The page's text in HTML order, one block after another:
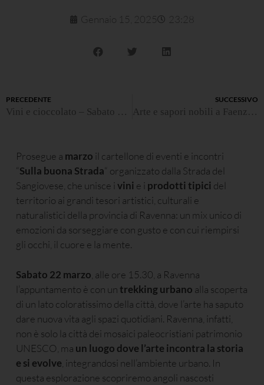
Gennaio 15, 2025 23:28
PRECEDENTE
Vini e cioccolato – Sabato 15 febbraio
SUCCESSIVO
Arte e sapori nobili a Faenza – Sabato 5 aprile
Prosegue a marzo il cartellone di eventi e incontri
“ Sulla buona Strada“ organizzato dalla Strada del
Sangiovese, che unisce ivini e i prodotti tipici del
territorio ai grandi tesori artistici, culturali e
naturalistici della provincia di Ravenna: un mix unico di
emozioni da sorseggiare con gusto e con cui riempirsi
gli occhi, il cuore e la mente.
Sabato 22 marzo , alle ore 15.30, a Ravenna
l’appuntamento è con un trekking urbano alla scoperta
di un lato coloratissimo della città, dove l’arte ha saputo
dare nuova vita agli spazi quotidiani. Ravenna, infatti,
non è solo la città dei mosaici paleocristiani patrimonio
UNESCO, ma un luogo dove l’arte incontra la storia
e si evolve , integrandosi nell’ambiente urbano. In
questa esplorazione scopriremo angoli nascosti